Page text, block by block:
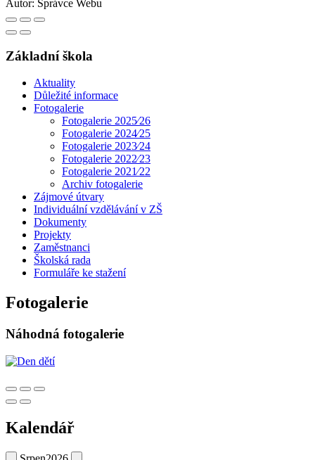
Autor: Správce Webu
Základní škola
Aktuality
Důležité informace
Fotogalerie
Fotogalerie 2025⁄26
Fotogalerie 2024⁄25
Fotogalerie 2023⁄24
Fotogalerie 2022⁄23
Fotogalerie 2021⁄22
Archiv fotogalerie
Zájmové útvary
Individuální vzdělávání v ZŠ
Dokumenty
Projekty
Zaměstnanci
Školská rada
Formuláře ke stažení
Fotogalerie
Náhodná fotogalerie
Kalendář